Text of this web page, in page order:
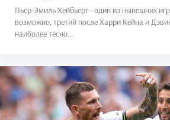
Пьер-Эмиль Хейбьерг - один из нынешних
возможно, третий после Харри Кейна и
наиболее тесно...